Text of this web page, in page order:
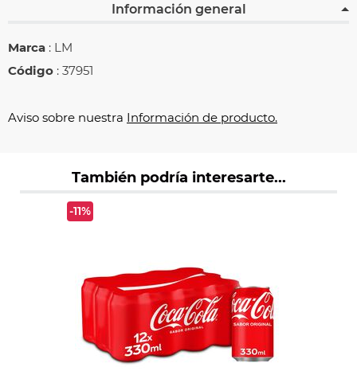
Información general
Marca : LM
Código : 37951
Aviso sobre nuestra Información de producto.
También podría interesarte...
-11%